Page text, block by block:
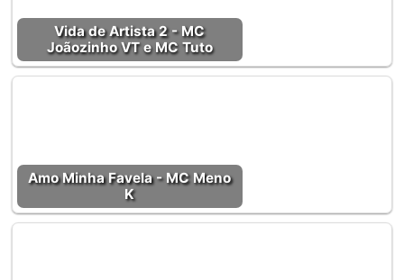
Vida de Artista 2 - MC
Joãozinho VT e MC Tuto
Amo Minha Favela - MC Meno
K